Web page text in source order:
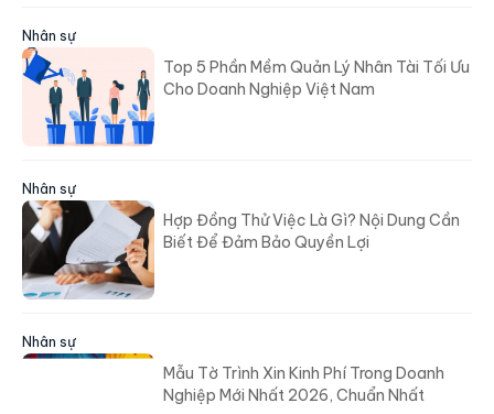
Nhân sự
Top 5 Phần Mềm Quản Lý Nhân Tài Tối Ưu
Cho Doanh Nghiệp Việt Nam
Nhân sự
Hợp Đồng Thử Việc Là Gì? Nội Dung Cần
Biết Để Đảm Bảo Quyền Lợi
Nhân sự
Mẫu Tờ Trình Xin Kinh Phí Trong Doanh
Nghiệp Mới Nhất 2026, Chuẩn Nhất